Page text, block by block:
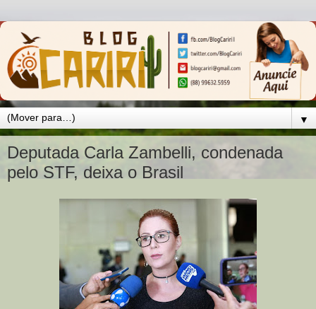
▼
Deputada Carla Zambelli, condenada
pelo STF, deixa o Brasil